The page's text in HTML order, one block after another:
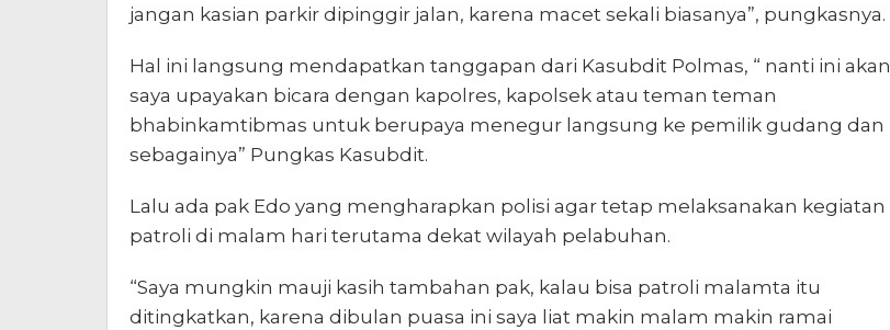
jangan kasian parkir dipinggir jalan, karena macet sekali biasanya”, pungkasnya.
Hal ini langsung mendapatkan tanggapan dari Kasubdit Polmas, “ nanti ini akan
saya upayakan bicara dengan kapolres, kapolsek atau teman teman
bhabinkamtibmas untuk berupaya menegur langsung ke pemilik gudang dan
sebagainya” Pungkas Kasubdit.
Lalu ada pak Edo yang mengharapkan polisi agar tetap melaksanakan kegiatan
patroli di malam hari terutama dekat wilayah pelabuhan.
“Saya mungkin mauji kasih tambahan pak, kalau bisa patroli malamta itu
ditingkatkan, karena dibulan puasa ini saya liat makin malam makin ramai